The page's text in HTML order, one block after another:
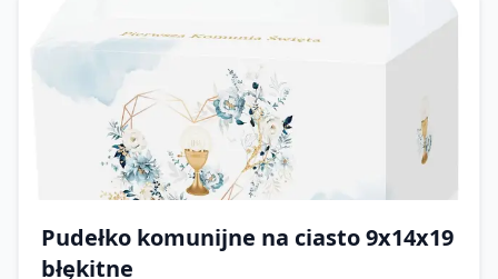
Pudełko komunijne na ciasto 9x14x19
błękitne